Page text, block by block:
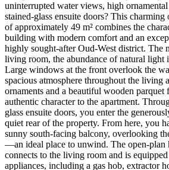
uninterrupted water views, high
stained-glass ensuite doors? This charming
of approximately 49 m² combines the
building with modern comfort and an
highly sought-after Oud-West district. The
living room, the abundance of natural light
Large windows at the front overlook the
spacious atmosphere throughout the living
ornaments and a beautiful wooden parquet
authentic character to the apartment.
glass ensuite doors, you enter the
quiet rear of the property. From here, you
sunny south-facing balcony, overlooking
—an ideal place to unwind. The open-plan
connects to the living room and is
appliances, including a gas hob, extractor